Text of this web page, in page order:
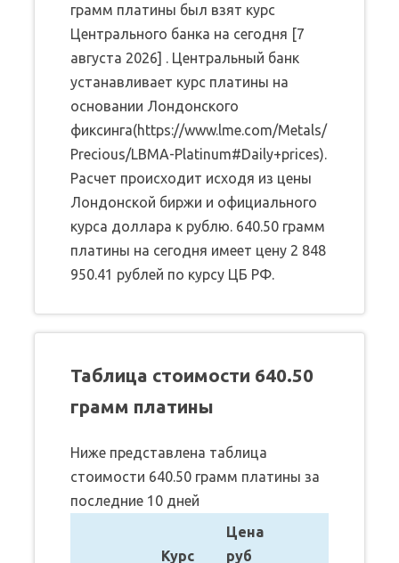
грамм платины был взят курс
Центрального банка на сегодня [7
августа 2026] . Центральный банк
устанавливает курс платины на
основании Лондонского
фиксинга(https://www.lme.com/Metals/
Precious/LBMA-Platinum#Daily+prices).
Расчет происходит исходя из цены
Лондонской биржи и официального
курса доллара к рублю. 640.50 грамм
платины на сегодня имеет цену 2 848
950.41 рублей по курсу ЦБ РФ.
Таблица стоимости 640.50
грамм платины
Ниже представлена таблица
стоимости 640.50 грамм платины за
последние 10 дней
Курс
Цена
руб